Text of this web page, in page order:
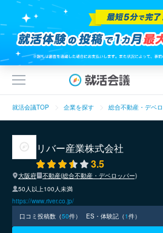
就活会議TOP 企業を探す 総合不動産・デベ
リバー産業株式会社
3.5
大阪府
不動産(総合不動産・デベロッパー)
50人以上100人未満
https://www.river.co.jp/
口コミ投稿数（50件） ES・体験記（1件）